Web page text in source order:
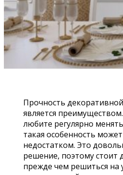
Прочность
является
любите регулярно
такая особенность
недостатком. Это
решение, поэтому стоит
прежде чем решиться на